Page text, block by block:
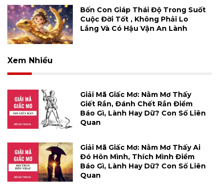
Bốn Con Giáp Thái Độ Trong Suốt
Cuộc Đời Tốt , Không Phải Lo
Lắng Và Có Hậu Vận An Lành
Xem Nhiều
Giải Mã Giấc Mơ: Nằm Mơ Thấy
Giết Rắn, Đánh Chết Rắn Điềm
Báo Gì, Lành Hay Dữ? Con Số Liên
Quan
Giải Mã Giấc Mơ: Nằm Mơ Thấy Ai
Đó Hôn Mình, Thích Mình Điềm
Báo Gì, Lành Hay Dữ? Con Số Liên
Quan